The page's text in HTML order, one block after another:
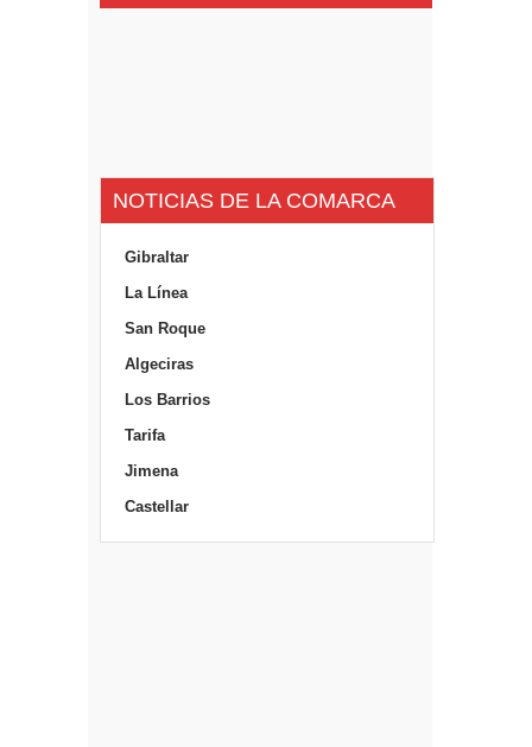
NOTICIAS DE LA COMARCA
Gibraltar
La Línea
San Roque
Algeciras
Los Barrios
Tarifa
Jimena
Castellar